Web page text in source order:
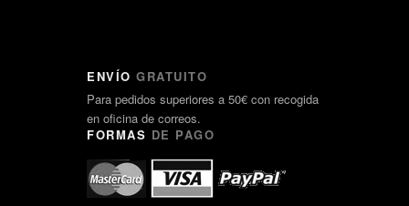
ENVÍO GRATUITO
Para pedidos superiores a 50€ con recogida
en oficina de correos.
FORMAS DE PAGO